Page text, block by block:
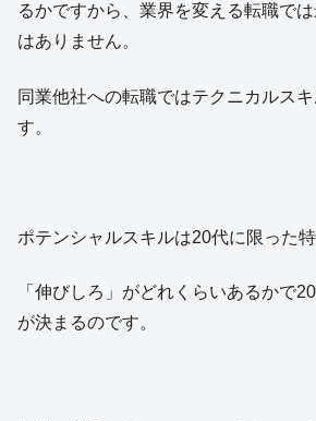
るかですから、業界を変える転職で
はありません。
同業他社への転職ではテクニカルス
す。
ポテンシャルスキルは20代に限った特
「伸びしろ」がどれくらいあるかで
が決まるのです。